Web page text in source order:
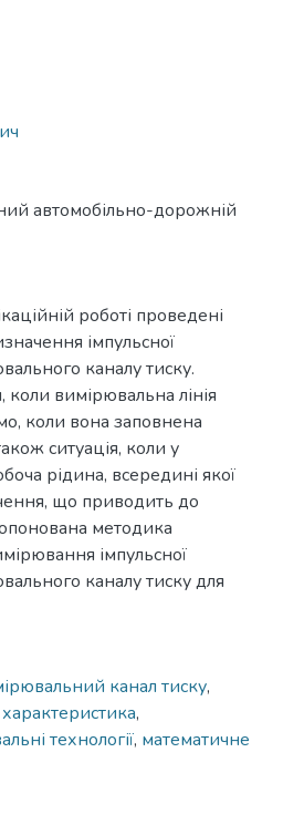
автомобільно-дорожній
роботі проведені
імпульсної
каналу тиску.
вимірювальна лінія
коли вона заповнена
ситуація, коли у
рідина, всередині якої
що приводить до
методика
імпульсної
каналу тиску для
канал тиску,
,
технології, математичне